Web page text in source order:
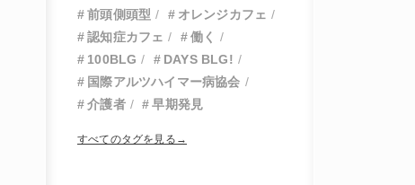
前頭側頭型
オレンジカフェ
認知症カフェ
働く
100BLG
DAYS BLG!
国際アルツハイマー病協会
介護者
早期発見
すべてのタグを見る→